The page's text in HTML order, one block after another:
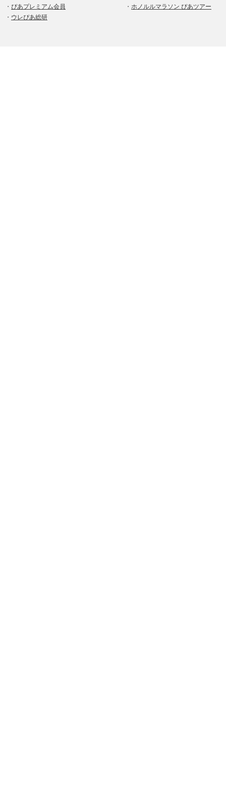
・ ぴあプレミアム会員
・ ウレぴあ総研
・ ホノルルマラソン ぴあツアー